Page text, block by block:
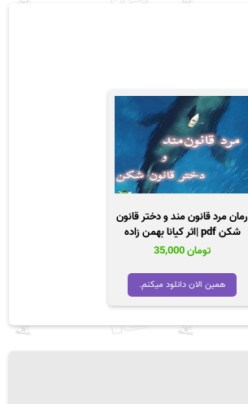
رمان مرد قانون مند و دختر قانون
شکن pdf |اثر کیانا بهمن زاده
تومان
همین الان دانلود میکنم.